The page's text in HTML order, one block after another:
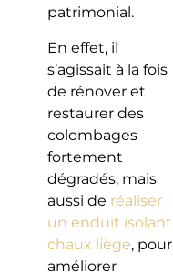
patrimonial.
En effet, il
s’agissait à la fois
de rénover et
restaurer des
colombages
fortement
dégradés, mais
aussi de réaliser
un enduit isolant
chaux liège, pour
améliorer